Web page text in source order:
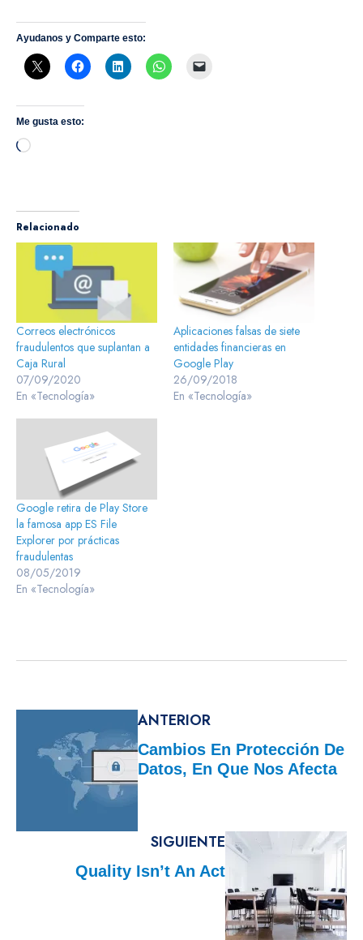
Ayudanos y Comparte esto:
Me gusta esto:
Cargando...
Relacionado
Correos electrónicos
fraudulentos que suplantan a
Caja Rural
07/09/2020
En «Tecnología»
Aplicaciones falsas de siete
entidades financieras en
Google Play
26/09/2018
En «Tecnología»
Google retira de Play Store
la famosa app ES File
Explorer por prácticas
fraudulentas
08/05/2019
En «Tecnología»
ANTERIOR
Cambios En Protección De
Datos, En Que Nos Afecta
SIGUIENTE
Quality Isn’t An Act